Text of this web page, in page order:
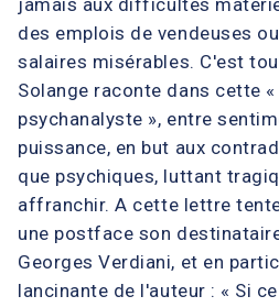
jamais aux difficultés
des emplois de vendeuses
salaires misérables. C'est
Solange raconte dans cette
psychanalyste », entre
puissance, en but aux
que psychiques, luttant
affranchir. A cette lettre
une postface son
Georges Verdiani, et en
lancinante de l'auteur : « Si